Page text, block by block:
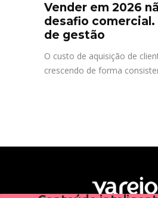
Vender em 2026
desafio comercial.
de gestão
O custo de aquisição de
crescendo de forma